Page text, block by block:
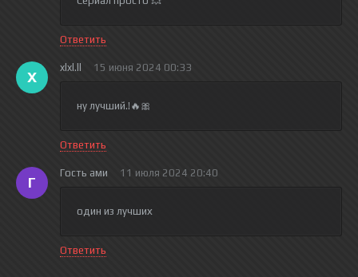
Ответить
X
xlxl.ll 15 июня 2024 00:33
ну лучший.!🔥🎀
Ответить
Г
Гость ами 11 июля 2024 20:40
один из лучших
Ответить